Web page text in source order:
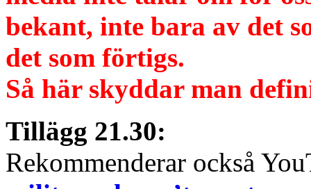
bekant, inte bara av det
det som förtigs.
Så här skyddar man
Tillägg 21.30:
Rekommenderar också